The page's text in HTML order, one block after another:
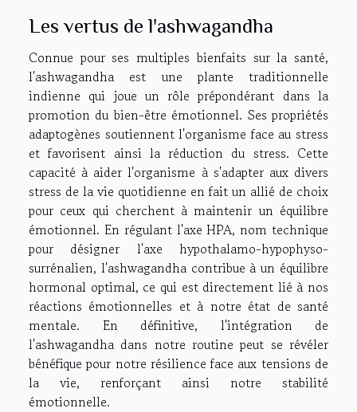
Les vertus de l'ashwagandha
Connue pour ses multiples bienfaits sur la santé,
l'ashwagandha est une plante traditionnelle
indienne qui joue un rôle prépondérant dans la
promotion du bien-être émotionnel. Ses propriétés
adaptogènes soutiennent l'organisme face au stress
et favorisent ainsi la réduction du stress. Cette
capacité à aider l'organisme à s'adapter aux divers
stress de la vie quotidienne en fait un allié de choix
pour ceux qui cherchent à maintenir un équilibre
émotionnel. En régulant l'axe HPA, nom technique
pour désigner l'axe hypothalamo-hypophyso-
surrénalien, l'ashwagandha contribue à un équilibre
hormonal optimal, ce qui est directement lié à nos
réactions émotionnelles et à notre état de santé
mentale. En définitive, l'intégration de
l'ashwagandha dans notre routine peut se révéler
bénéfique pour notre résilience face aux tensions de
la vie, renforçant ainsi notre stabilité
émotionnelle.